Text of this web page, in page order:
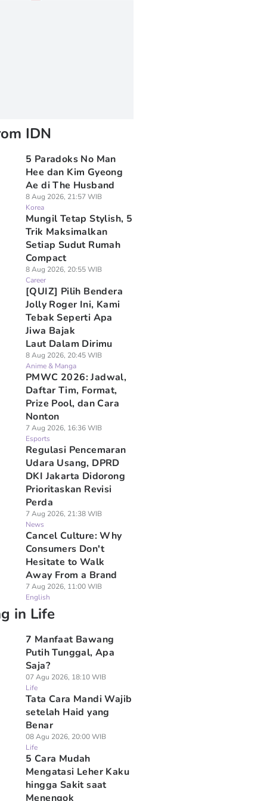
Fakta Istilah
Istilah
Sahabat yang
Asing
Agu 2026, 17:08 WIB
10 Tanda Kucing
Pemiliknya, Sering
08 Agu 2026, 16:28 WIB
Life
IDN
5 Paradoks No Man
Hee dan Kim Gyeong
Ae di The Husband
8 Aug 2026, 21:57 WIB
Korea
Mungil Tetap Stylish, 5
Trik Maksimalkan
Setiap Sudut Rumah
Compact
8 Aug 2026, 20:55 WIB
Career
[QUIZ] Pilih Bendera
Jolly Roger Ini, Kami
Tebak Seperti Apa
Jiwa Bajak
Laut Dalam Dirimu
8 Aug 2026, 20:45 WIB
Anime & Manga
PMWC 2026: Jadwal,
Daftar Tim, Format,
Prize Pool, dan Cara
Nonton
7 Aug 2026, 16:36 WIB
Esports
Regulasi Pencemaran
Udara Usang, DPRD
DKI Jakarta Didorong
Prioritaskan Revisi
Perda
7 Aug 2026, 21:38 WIB
News
Cancel Culture: Why
Consumers Don't
Hesitate to Walk
Away From a Brand
7 Aug 2026, 11:00 WIB
English
in Life
7 Manfaat Bawang
Putih Tunggal, Apa
Saja?
07 Agu 2026, 18:10 WIB
Life
Tata Cara Mandi Wajib
setelah Haid yang
Benar
08 Agu 2026, 20:00 WIB
Life
5 Cara Mudah
Mengatasi Leher Kaku
hingga Sakit saat
Menengok